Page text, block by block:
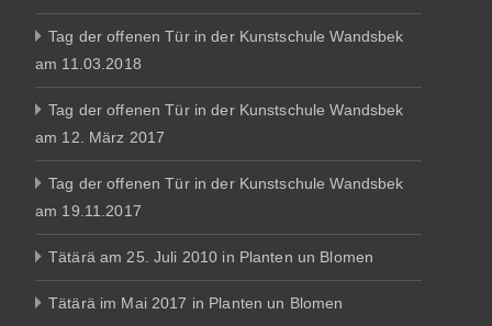
Tag der offenen Tür in der Kunstschule Wandsbek
am 11.03.2018
Tag der offenen Tür in der Kunstschule Wandsbek
am 12. März 2017
Tag der offenen Tür in der Kunstschule Wandsbek
am 19.11.2017
Tätärä am 25. Juli 2010 in Planten un Blomen
Tätärä im Mai 2017 in Planten un Blomen